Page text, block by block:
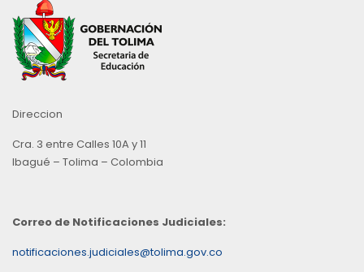
Direccion
Cra. 3 entre Calles 10A y 11
Ibagué – Tolima – Colombia
Correo de Notificaciones Judiciales:
notificaciones.judiciales@tolima.gov.co